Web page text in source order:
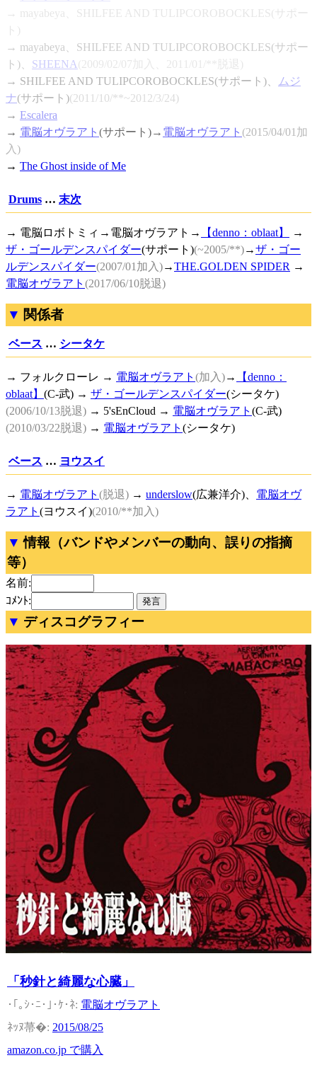
→ mayabeya、SHILFEE AND TULIPCOROBOCKLES(サポー
ト)
→ mayabeya、SHILFEE AND TULIPCOROBOCKLES(サポー
ト)、 SHEENA(2009/02/07加入、2011/01/**脱退)
→ SHILFEE AND TULIPCOROBOCKLES(サポート)、
ムジ
ナ(サポート)(2011/10/**~2012/3/24)
→ Escalera
→ 電脳オヴラアト (サポート)→ 電脳オヴラアト (2015/04/01加
入)
→ The Ghost inside of Me
Drums … 末次
→ 電脳ロボトミィ→電脳オヴラアト→ 【denno：oblaat】
→
ザ・ゴールデンスパイダー(サポート)(~2005/**)→ザ・ゴー
ルデンスパイダー(2007/01加入)→THE.GOLDEN SPIDER →
電脳オヴラアト (2017/06/10脱退)
関係者
ベース … シータケ
→ フォルクローレ → 電脳オヴラアト (加入)→
【denno：
oblaat】 (C-武) → ザ・ゴールデンスパイダー(シータケ)
(2006/10/13脱退) → 5'sEnCloud → 電脳オヴラアト (C-武)
(2010/03/22脱退) → 電脳オヴラアト (シータケ)
ベース … ヨウスイ
→ 電脳オヴラアト (脱退) → underslow(広兼洋介)、 電脳オヴ
ラアト (ヨウスイ)(2010/**加入)
情報（バンドやメンバーの動向、誤りの指摘
等）
名前:
ｺﾒﾝﾄ:
ディスコグラフィー
「秒針と綺麗な心臓」
電脳オヴラアト
2015/08/25
amazon.co.jp で購入